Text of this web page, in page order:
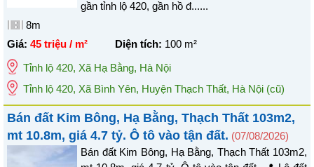
gần tỉnh lộ 420, gần hồ đ......
8m
Giá: 45 triệu / m² Diện tích: 100 m²
Tỉnh lộ 420, Xã Hạ Bằng, Hà Nội
Tỉnh lộ 420, Xã Bình Yên, Huyện Thạch Thất, Hà Nội (cũ)
Bán đất Kim Bông, Hạ Bằng, Thạch Thất 103m2,
mt 10.8m, giá 4.7 tỷ. Ô tô vào tận đất. (07/08/2026)
Bán đất Kim Bông, Hạ Bằng, Thạch Thất 103m2,